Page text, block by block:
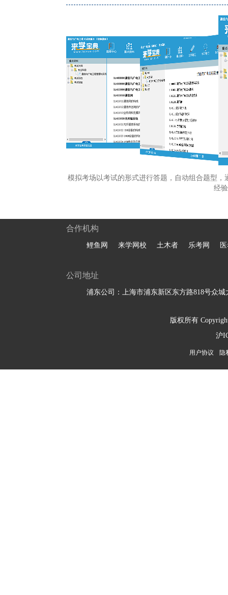
模拟考场以考试的形式进行答题，自动组合题型
经
合作机构
鲤鱼网 来学网校 土木者 乐考网
公司地址
浦东公司：上海市浦东新区东方路818号众城
版权所有
沪
用户协议 隐